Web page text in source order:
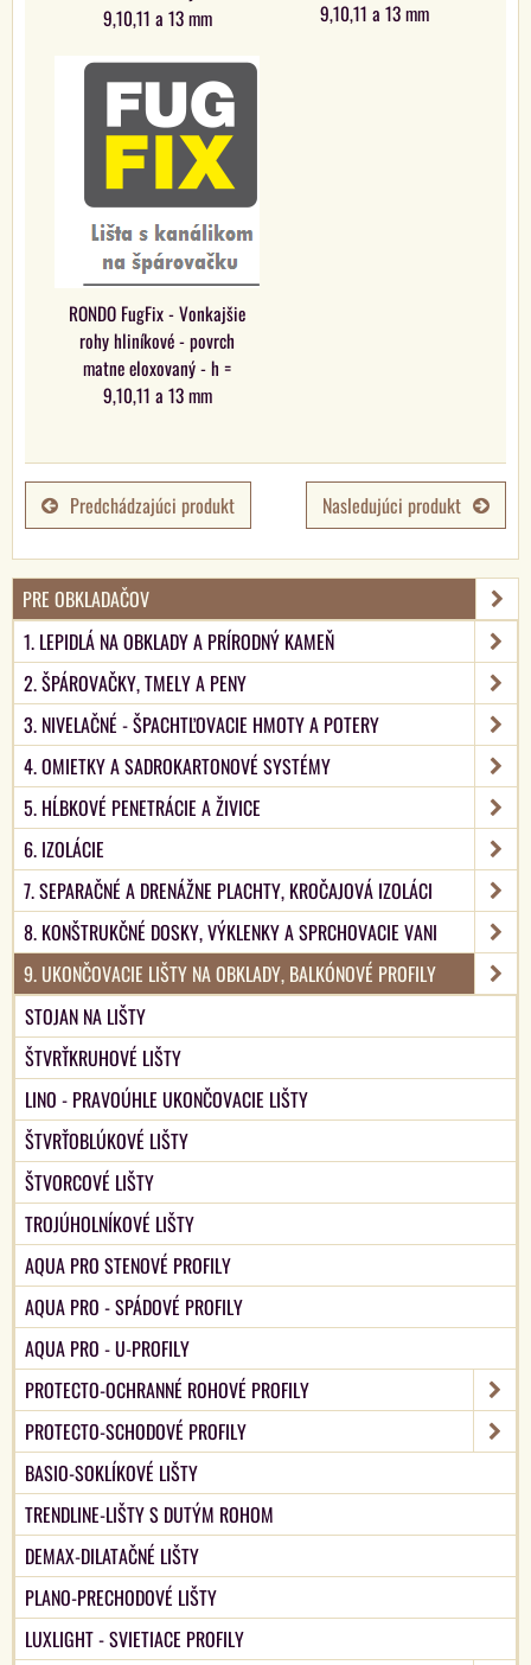
9,10,11 a 13 mm
9,10,11 a 13 mm
RONDO FugFix - Vonkajšie
rohy hliníkové - povrch
matne eloxovaný - h =
9,10,11 a 13 mm
Predchádzajúci produkt Nasledujúci produkt
PRE OBKLADAČOV
1. LEPIDLÁ NA OBKLADY A PRÍRODNÝ KAMEŇ
2. ŠPÁROVAČKY, TMELY A PENY
3. NIVELAČNÉ - ŠPACHTĽOVACIE HMOTY A POTERY
4. OMIETKY A SADROKARTONOVÉ SYSTÉMY
5. HĹBKOVÉ PENETRÁCIE A ŽIVICE
6. IZOLÁCIE
7. SEPARAČNÉ A DRENÁŽNE PLACHTY, KROČAJOVÁ IZOLÁCI
8. KONŠTRUKČNÉ DOSKY, VÝKLENKY A SPRCHOVACIE VANI
9. UKONČOVACIE LIŠTY NA OBKLADY, BALKÓNOVÉ PROFILY
STOJAN NA LIŠTY
ŠTVRŤKRUHOVÉ LIŠTY
LINO - PRAVOÚHLE UKONČOVACIE LIŠTY
ŠTVRŤOBLÚKOVÉ LIŠTY
ŠTVORCOVÉ LIŠTY
TROJÚHOLNÍKOVÉ LIŠTY
AQUA PRO STENOVÉ PROFILY
AQUA PRO - SPÁDOVÉ PROFILY
AQUA PRO - U-PROFILY
PROTECTO-OCHRANNÉ ROHOVÉ PROFILY
PROTECTO-SCHODOVÉ PROFILY
BASIO-SOKLÍKOVÉ LIŠTY
TRENDLINE-LIŠTY S DUTÝM ROHOM
DEMAX-DILATAČNÉ LIŠTY
PLANO-PRECHODOVÉ LIŠTY
LUXLIGHT - SVIETIACE PROFILY